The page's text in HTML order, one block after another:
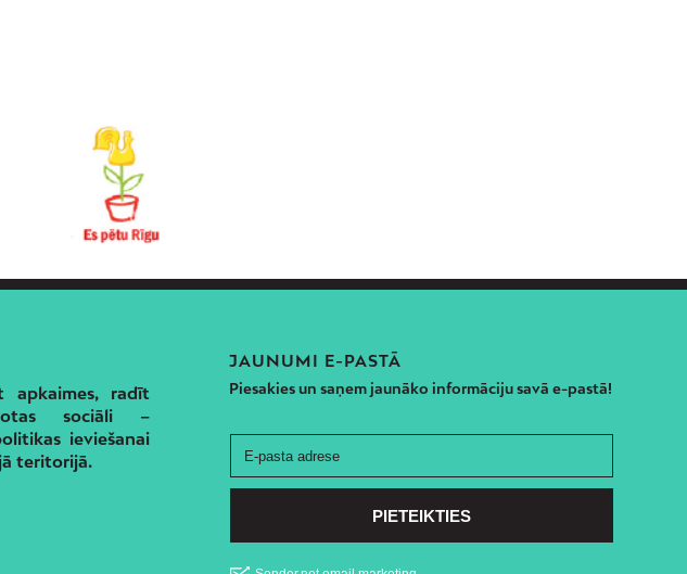
apkaimes, radīt
sociāli –
ieviešanai
teritorijā.
JAUNUMI E-PASTĀ
Piesakies un saņem jaunāko informāciju savā e-pastā!